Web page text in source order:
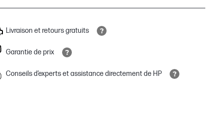
Livraison et retours gratuits
Garantie de prix
Conseils d’experts et assistance directement de HP